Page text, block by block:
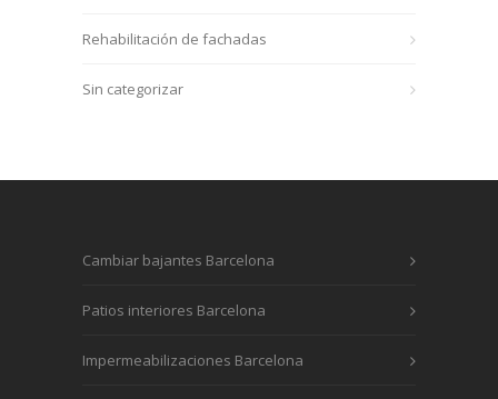
Rehabilitación de fachadas
Sin categorizar
Cambiar bajantes Barcelona
Patios interiores Barcelona
Impermeabilizaciones Barcelona